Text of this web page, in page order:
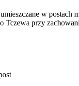
w postach
Tczewa przy